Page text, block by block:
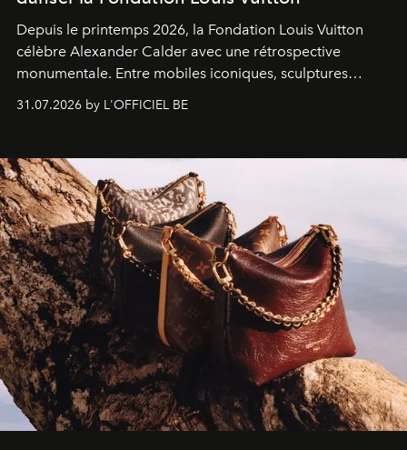
Depuis le printemps 2026, la Fondation Louis Vuitton
célèbre Alexander Calder avec une rétrospective
monumentale. Entre mobiles iconiques, sculptures
monumentales et poésie du mouvement, l'artiste
américain investit les espaces imaginés par Frank Gehry
sculpture.
31.07.2026 by L'OFFICIEL BE